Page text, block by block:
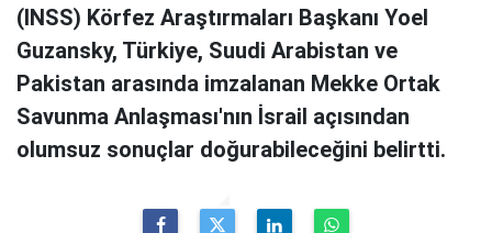
(INSS) Körfez Araştırmaları Başkanı Yoel
Guzansky, Türkiye, Suudi Arabistan ve
Pakistan arasında imzalanan Mekke Ortak
Savunma Anlaşması'nın İsrail açısından
olumsuz sonuçlar doğurabileceğini belirtti.